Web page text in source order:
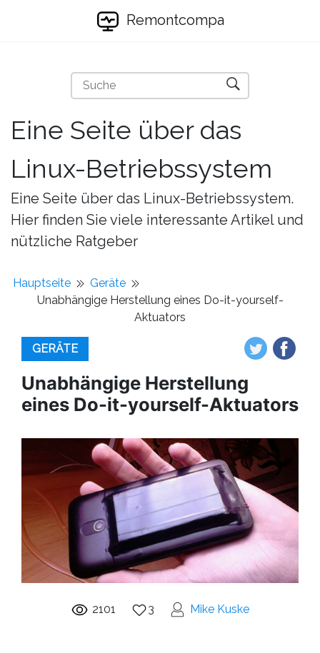
Remontcompa
Eine Seite über das
Linux-Betriebssystem
Eine Seite über das Linux-Betriebssystem.
Hier finden Sie viele interessante Artikel und
nützliche Ratgeber
Hauptseite
Geräte
Unabhängige Herstellung eines Do-it-yourself-
Aktuators
GERÄTE
Unabhängige Herstellung
eines Do-it-yourself-Aktuators
2101 3 Mike Kuske